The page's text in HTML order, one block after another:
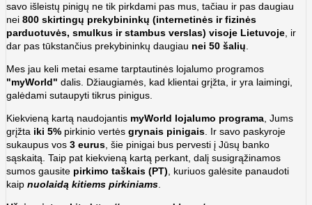
savo išleistų pinigų ne tik pirkdami pas mus, tačiau ir pas daugiau
nei 800 skirtingų prekybininkų (internetinės ir fizinės
parduotuvės, smulkus ir stambus verslas) visoje Lietuvoje , ir
dar pas tūkstančius prekybininkų daugiau nei 50 šalių
Mes jau keli metai esame tarptautinės lojalumo programos
"myWorld" dalis. Džiaugiamės, kad klientai grįžta, ir yra laimingi,
galėdami sutaupyti tikrus pinigus.
Kiekvieną kartą naudojantis myWorld lojalumo programa , Jums
grįžta iki 5% pirkinio vertės grynais pinigais . Ir savo paskyroje
sukaupus vos 3 eurus , šie pinigai bus pervesti į Jūsų banko
sąskaitą. Taip pat kiekvieną kartą perkant, dalį susigrąžinamos
sumos gausite pirkimo taškais (PT) , kuriuos galėsite panaudoti
kaip nuolaidą kitiems pirkiniams